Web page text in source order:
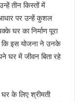
तीन किस्तों में
पर उन्हें कुशल
घर का निर्माण पूरा
कि इस योजना ने उनके
घर में जीवन बिता रहे
के लिए श्रीमती